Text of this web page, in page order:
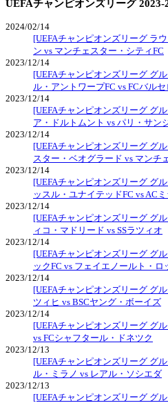
UEFAチャンピオンズリーグ 2023-
2024/02/14
[UEFAチャンピオンズリーグ ラ
ン vs マンチェスター・シティFC
2023/12/14
[UEFAチャンピオンズリーグ グ
ル・アントワープFC vs FCバルセ
2023/12/14
[UEFAチャンピオンズリーグ グ
ア・ドルトムント vs パリ・サン
2023/12/14
[UEFAチャンピオンズリーグ グ
スター・ベオグラード vs マンチ
2023/12/14
[UEFAチャンピオンズリーグ グ
ッスル・ユナイテッドFC vs AC
2023/12/14
[UEFAチャンピオンズリーグ グ
ィコ・マドリード vs SSラツィオ
2023/12/14
[UEFAチャンピオンズリーグ グ
ックFC vs フェイエノールト・ロ
2023/12/14
[UEFAチャンピオンズリーグ グ
ツィヒ vs BSCヤング・ボーイズ
2023/12/14
[UEFAチャンピオンズリーグ グ
vs FCシャフタール・ドネツク
2023/12/13
[UEFAチャンピオンズリーグ グ
ル・ミラノ vs レアル・ソシエダ
2023/12/13
[UEFAチャンピオンズリーグ グ